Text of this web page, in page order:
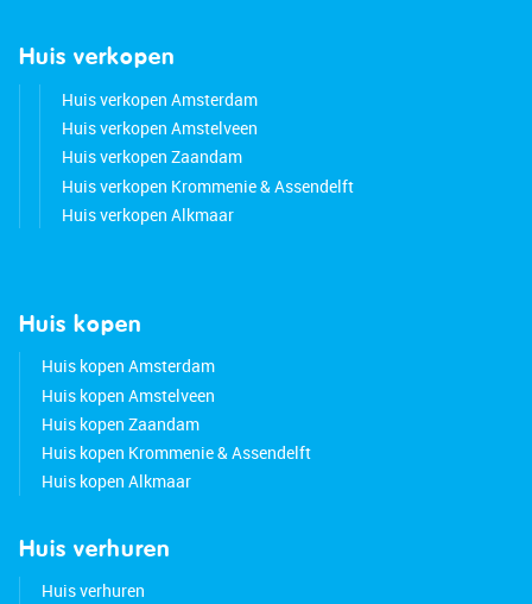
Huis verkopen
Huis verkopen Amsterdam
Huis verkopen Amstelveen
Huis verkopen Zaandam
Huis verkopen Krommenie & Assendelft
Huis verkopen Alkmaar
Huis kopen
Huis kopen Amsterdam
Huis kopen Amstelveen
Huis kopen Zaandam
Huis kopen Krommenie & Assendelft
Huis kopen Alkmaar
Huis verhuren
Huis verhuren